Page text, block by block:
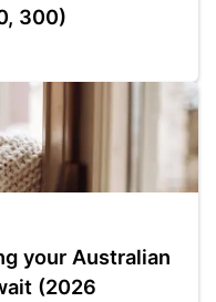
300)
your Australian
(2026